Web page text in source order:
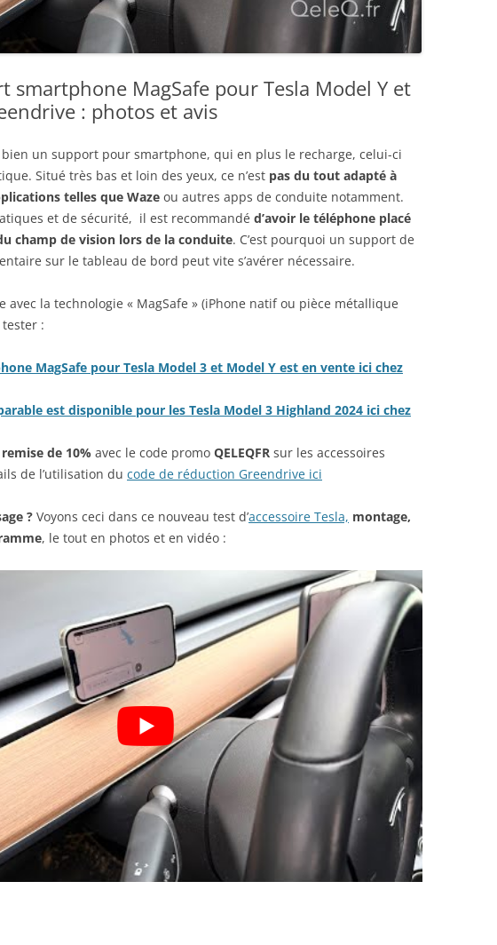
RÉDUCTION DE 10 € SUR LA
BOUTIQUE ACCESSOIRES TESLA,
RÉPARATION TESLA : LE « GARAGE
TESLA » CHEZ VOUS
CONSEILS DE CONDUITE
LES 50 COMMANDES VOCALES
TESLA (QUI MARCHENT)
PROBLÈME : AUTOPILOTE
QUE FAIRE ?
CHAUFFANTS TESLA MODEL 3
TEST TAPIS DE COFFRE TESLA
TEST CHARGEUR SANS-FIL TESLA
TEST DE LA CLÉ USB/LECTEUR
MICROSD POUR TESLA
GREENDRIVE (SENTINEL,DASHCAM)
+ CODE PROMO
TEST DES VÉRINS DE COFFRE
TESLA MODEL 3 À REMONTÉE
AUTOMATIQUE DE GREENDRIVE
LEXIQUE TESLA : 100 TERMES À
CONNAITRE
smartphone MagSafe pour Tesla Model Y et
: photos et avis
bien un support pour smartphone, qui en plus le recharge, celui-ci
Situé très bas et loin des yeux, ce n’est pas du tout adapté à
telles que Waze ou autres apps de conduite notamment.
et de sécurité, il est recommandé d’avoir le téléphone placé
champ de vision lors de la conduite. C’est pourquoi un support de
sur le tableau de bord peut vite s’avérer nécessaire.
avec la technologie « MagSafe » (iPhone natif ou pièce métallique
:
MagSafe pour Tesla Model 3 et Model Y est en vente ici chez
est disponible pour les Tesla Model 3 Highland 2024 ici chez
remise de 10%avec le code promo QELEQFRsur les accessoires
de l’utilisation du code de réduction Greendrive ici
? Voyons ceci dans ce nouveau test d’accessoire Tesla, montage,
, le tout en photos et en vidéo :